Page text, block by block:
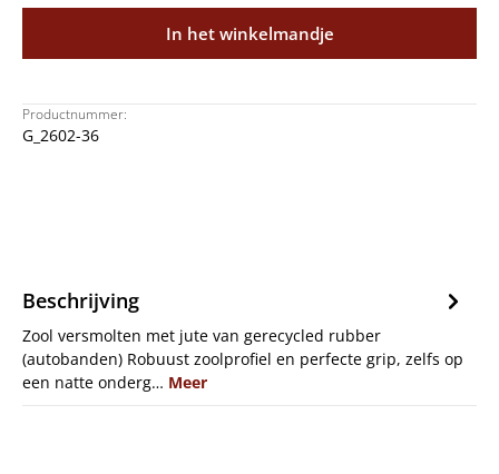
In het winkelmandje
Productnummer:
G_2602-36
Beschrijving
Zool versmolten met jute van gerecycled rubber
(autobanden) Robuust zoolprofiel en perfecte grip, zelfs op
een natte onderg… Meer